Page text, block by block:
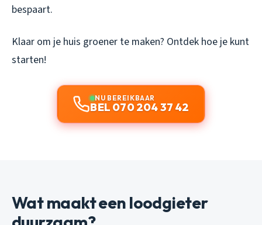
bespaart.
Klaar om je huis groener te maken? Ontdek hoe je kunt
starten!
NU BEREIKBAAR
BEL 070 204 37 42
Wat maakt een loodgieter